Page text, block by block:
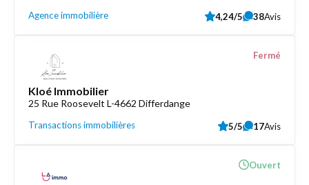
Agence immobilière 4,24/5 38Avis
Kloé Immobilier
25 Rue Roosevelt L-4662 Differdange
Transactions immobilières
Fermé
5/5 17Avis
Ouvert